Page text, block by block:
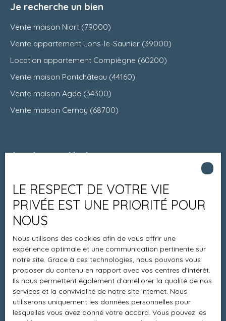
Je recherche un bien
Vente maison Niort (79000)
Vente appartement Lons-le-Saunier (39000)
Location appartement Compiègne (60200)
Vente maison Pontchâteau (44160)
Vente maison Agde (34300)
Vente maison Cernay (68700)
Je suis propriétaire
Espace vendeur
Vendre avec nous
Charte 21
Contact
Informations
Recrutement
LE RESPECT DE VOTRE VIE
PRIVÉE EST UNE PRIORITÉ POUR
NOUS
Nous utilisons des cookies afin de vous offrir une
expérience optimale et une communication pertinente sur
notre site. Grace à ces technologies, nous pouvons vous
proposer du contenu en rapport avec vos centres d'intérêt.
Ils nous permettent également d'améliorer la qualité de nos
services et la convivialité de notre site internet. Nous
utiliserons uniquement les données personnelles pour
lesquelles vous avez donné votre accord. Vous pouvez les